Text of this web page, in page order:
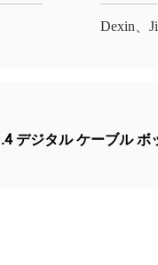
Dexin、
デジタル ケーブル